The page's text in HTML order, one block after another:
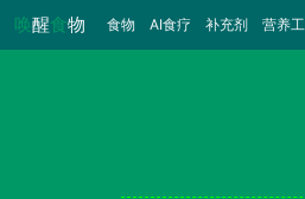
唤醒食物 食物 （当前）
AI食疗 补充剂 营养